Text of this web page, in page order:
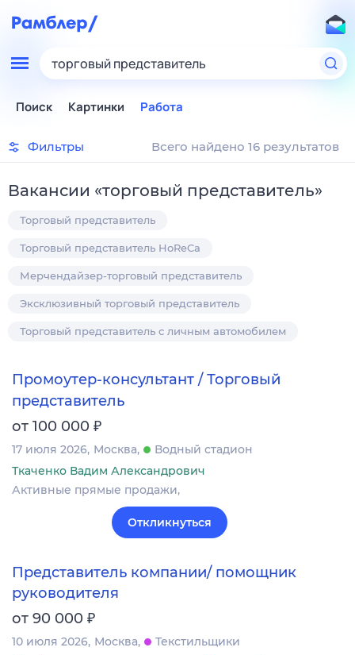
торговый представитель
Поиск Картинки Работа
Фильтры Всего найдено 16 результатов
Вакансии «торговый представитель»
Торговый представитель
Торговый представитель HoReCa
Мерчендайзер-торговый представитель
Эксклюзивный торговый представитель
Торговый представитель с личным автомобилем
Промоутер-консультант / Торговый
представитель
от 100 000 ₽
17 июля 2026 Москва
Водный стадион
Ткаченко Вадим Александрович
Активные прямые продажи,
Откликнуться
Представитель компании/ помощник
руководителя
от 90 000 ₽
10 июля 2026 Москва
Текстильщики